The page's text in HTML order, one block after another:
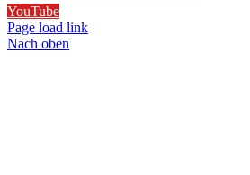
Klavierhaus Köpenick Detlef
YouTube
Page load link
Nach oben